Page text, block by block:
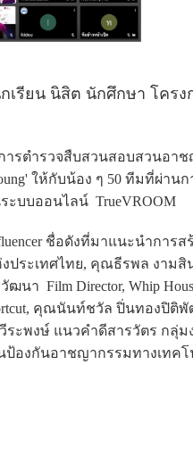
เรียน นิสิต นักศึกษา โครง
รตำรวจสืบสวนสอบสวนอา
ให้กับน้อง ๆ 50 ทีมที่ผ่าน
ระบบออนไลน์ TrueVROOM
ชื่อดังที่มาแนะนำการส
ระเทศไทย, คุณธีรพล งามสิ
นา Film Director, Whip
คุณนันท์ชวัล ปิ่นทองปิติ
ระพงษ์ แนวคำดีสารวัตร กลุ่ม
องกันอาชญากรรมทางเทคโ